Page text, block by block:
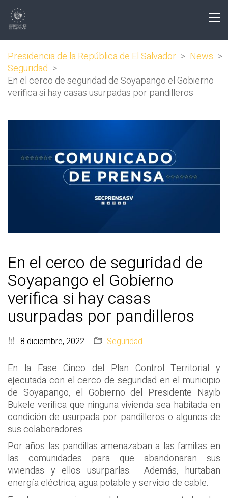
Presidencia de la República de El Salvador > News >
Seguridad >
En el cerco de seguridad de Soyapango el Gobierno
verifica si hay casas usurpadas por pandilleros
En el cerco de seguridad de
Soyapango el Gobierno
verifica si hay casas
usurpadas por pandilleros
8 diciembre, 2022 Seguridad
En la Fase Cinco del Plan Control Territorial y
ejecutada con el cerco de seguridad en el municipio
de Soyapango, el Gobierno del Presidente Nayib
Bukele verifica que ninguna vivienda sea habitada en
condición de usurpada por pandilleros o algunos de
sus colaboradores.
Por años las pandillas amenazaban a las familias en
las comunidades para que abandonaran sus
viviendas y ellos usurparlas. Además, hurtaban
energía eléctrica, agua potable y servicio de cable.